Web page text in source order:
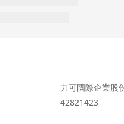
力可國際企業股
42821423